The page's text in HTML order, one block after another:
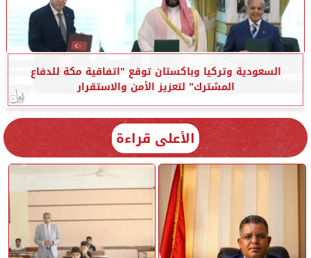
السعودية وتركيا وباكستان توقع ”اتفاقية مكة للدفاع
المشترك” لتعزيز الأمن والاستقرار
الأعلى قراءة